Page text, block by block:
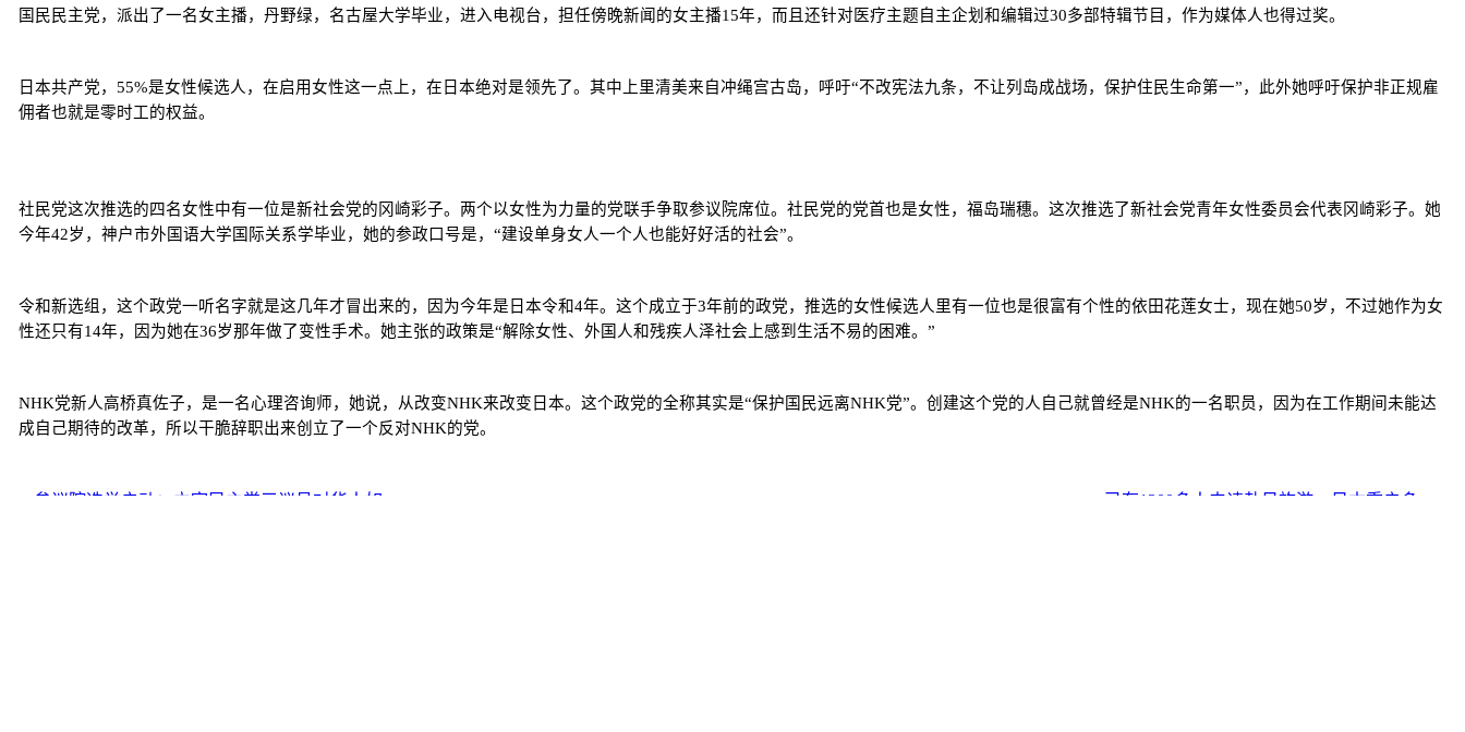
国民民主党，派出了一名女主播，丹野绿，名古屋大学毕业，进入电视台，担任傍晚新闻的女主播15年，而且还针对医疗主题自主企划和编辑过30多部特辑节目，作为媒体人也得过奖。
日本共产党，55%是女性候选人，在启用女性这一点上，在日本绝对是领先了。其中上里清美来自冲绳宫古岛，呼吁“不改宪法九条，不让列岛成战场，保护住民生命第一”，此外她呼吁保护非正规雇
佣者也就是零时工的权益。
社民党这次推选的四名女性中有一位是新社会党的冈崎彩子。两个以女性为力量的党联手争取参议院席位。社民党的党首也是女性，福岛瑞穗。这次推选了新社会党青年女性委员会代表冈崎彩子。她
今年42岁，神户市外国语大学国际关系学毕业，她的参政口号是，“建设单身女人一个人也能好好活的社会”。
令和新选组，这个政党一听名字就是这几年才冒出来的，因为今年是日本令和4年。这个成立于3年前的政党，推选的女性候选人里有一位也是很富有个性的依田花莲女士，现在她50岁，不过她作为女
性还只有14年，因为她在36岁那年做了变性手术。她主张的政策是“解除女性、外国人和残疾人泽社会上感到生活不易的困难。”
NHK党新人高桥真佐子，是一名心理咨询师，她说，从改变NHK来改变日本。这个政党的全称其实是“保护国民远离NHK党”。创建这个党的人自己就曾经是NHK的一名职员，因为在工作期间未能达
成自己期待的改革，所以干脆辞职出来创立了一个反对NHK的党。
<< 参议院选举启动：立宪民主党三议员对华人如... 已有1300多人申请赴日旅游，日本重启多... >>